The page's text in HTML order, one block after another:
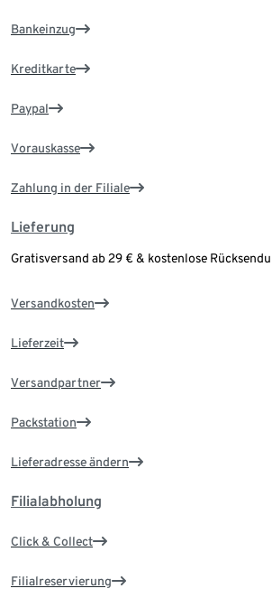
Bankeinzug
Kreditkarte
Paypal
Vorauskasse
Zahlung in der Filiale
Lieferung
Gratisversand ab 29 € & kostenlose
Versandkosten
Lieferzeit
Versandpartner
Packstation
Lieferadresse ändern
Filialabholung
Click & Collect
Filialreservierung